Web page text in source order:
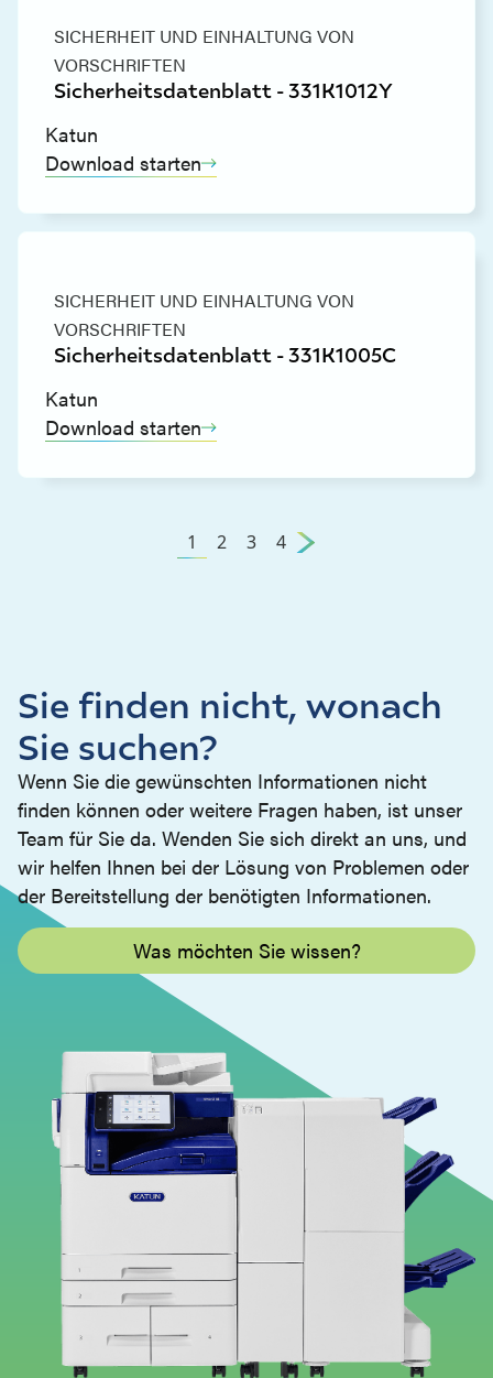
SICHERHEIT UND EINHALTUNG VON
VORSCHRIFTEN
Sicherheitsdatenblatt - 331K1012Y
Katun
Download starten
SICHERHEIT UND EINHALTUNG VON
VORSCHRIFTEN
Sicherheitsdatenblatt - 331K1005C
Katun
Download starten
1 2 3 4
Sie finden nicht, wonach
Sie suchen?
Wenn Sie die gewünschten Informationen nicht
finden können oder weitere Fragen haben, ist unser
Team für Sie da. Wenden Sie sich direkt an uns, und
wir helfen Ihnen bei der Lösung von Problemen oder
der Bereitstellung der benötigten Informationen.
Was möchten Sie wissen?